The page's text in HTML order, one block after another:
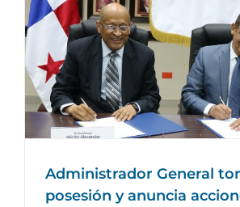
Administrador General
posesión y anuncia